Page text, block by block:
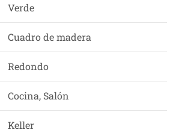
Verde
Cuadro de madera
Redondo
Cocina, Salón
Keller